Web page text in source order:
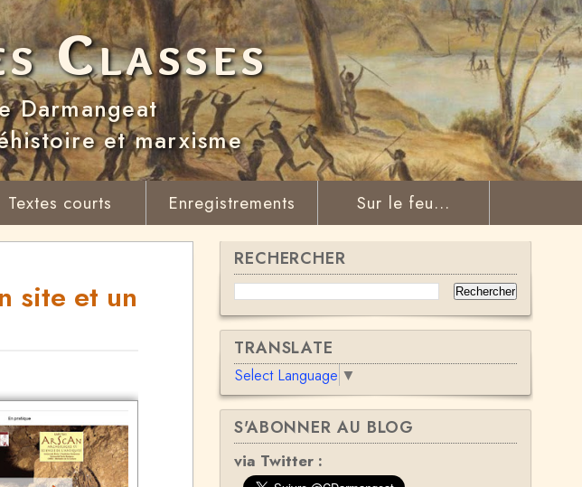
Classes
Darmangeat
et marxisme
Textes courts Enregistrements Sur le feu...
site et un
RECHERCHER
TRANSLATE
Select Language ▼
S'ABONNER AU BLOG
via Twitter :